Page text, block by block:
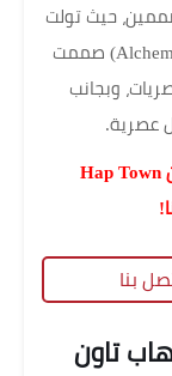
حيث تولت
(CallisonRTKL) مهمة تصميم الشقق، و(Alchemy) صممت
وبجانب
عصرية.
Hap Town
بنا
تاون